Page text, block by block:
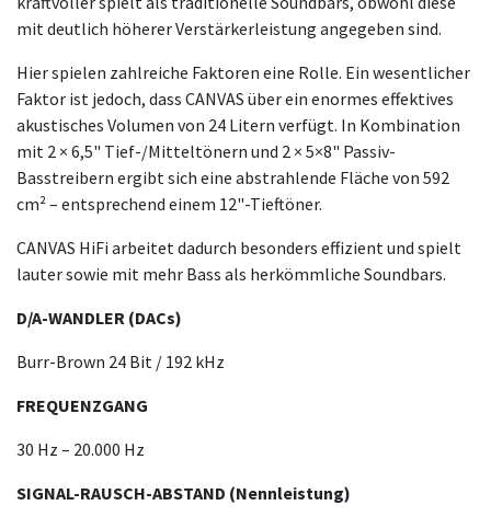
mit deutlich höherer Verstärkerleistung angegeben sind.
Hier spielen zahlreiche Faktoren eine Rolle. Ein wesentlicher
Faktor ist jedoch, dass CANVAS über ein enormes effektives
akustisches Volumen von 24 Litern verfügt. In Kombination
mit 2 × 6,5" Tief-/Mitteltönern und 2 × 5×8" Passiv-
Basstreibern ergibt sich eine abstrahlende Fläche von 592
cm² – entsprechend einem 12"-Tieftöner.
CANVAS HiFi arbeitet dadurch besonders effizient und spielt
lauter sowie mit mehr Bass als herkömmliche Soundbars.
D/A-WANDLER (DACs)
Burr-Brown 24 Bit / 192 kHz
FREQUENZGANG
30 Hz – 20.000 Hz
SIGNAL-RAUSCH-ABSTAND (Nennleistung)